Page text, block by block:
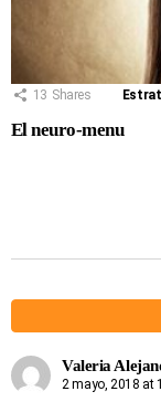
13 Shares
El neuro-menu
Valeria
2 mayo, 2018 at